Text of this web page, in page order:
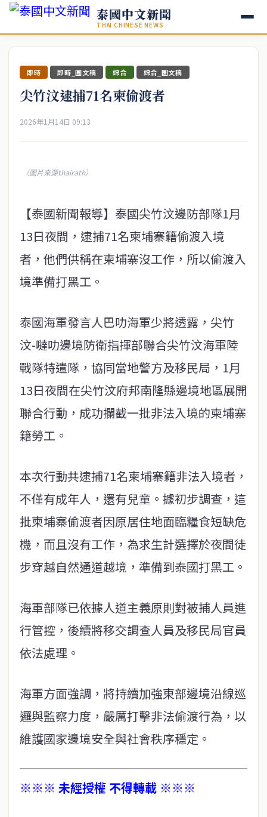
泰國中文新聞
THAI CHINESE NEWS
即時 即時_圖文稿 綜合 綜合_圖文稿
尖竹汶逮捕71名柬偷渡者
2026年1月14日 09:13
（圖片來源thairath）
【泰國新聞報導】泰國尖竹汶邊防部隊1月
13日夜間，逮捕71名柬埔寨籍偷渡入境
者，他們供稱在柬埔寨沒工作，所以偷渡入
境準備打黑工。
泰國海軍發言人巴叻海軍少將透露，尖竹
汶-噠叻邊境防衛指揮部聯合尖竹汶海軍陸
戰隊特遣隊，協同當地警方及移民局，1月
13日夜間在尖竹汶府邦南隆縣邊境地區展開
聯合行動，成功攔截一批非法入境的柬埔寨
籍勞工。
本次行動共逮捕71名柬埔寨籍非法入境者，
不僅有成年人，還有兒童。據初步調查，這
批柬埔寨偷渡者因原居住地面臨糧食短缺危
機，而且沒有工作，為求生計選擇於夜間徒
步穿越自然通道越境，準備到泰國打黑工。
海軍部隊已依據人道主義原則對被捕人員進
行管控，後續將移交調查人員及移民局官員
依法處理。
海軍方面強調，將持續加強東部邊境沿線巡
邏與監察力度，嚴厲打擊非法偷渡行為，以
維護國家邊境安全與社會秩序穩定。
※※※ 未經授權 不得轉載 ※※※